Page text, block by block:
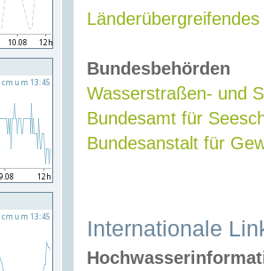
Bundesbehörden
Wasserstraßen- und
Bundesamt für
Bundesanstalt für
Internationale